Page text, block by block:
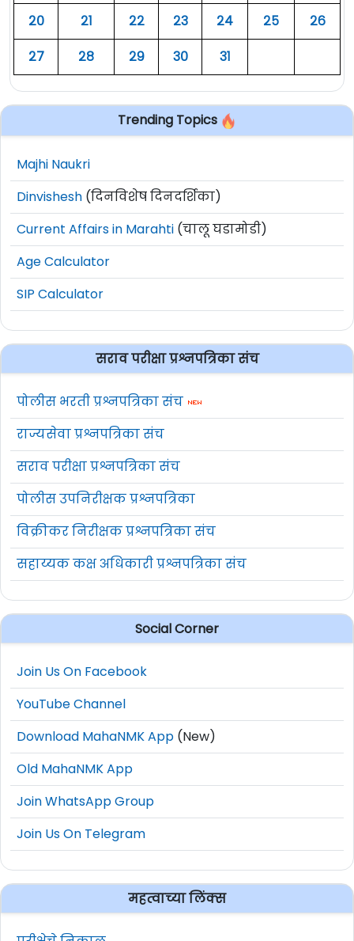
२०
२१ २२ २३ २४ २५
२६
२७
२८ २९ ३० ३१
Trending Topics
Majhi Naukri
Dinvishesh (दिनविशेष दिनदर्शिका)
Current Affairs in Marahti (चालू घडामोडी)
Age Calculator
SIP Calculator
सराव परीक्षा प्रश्नपत्रिका संच
पोलीस भरती प्रश्नपत्रिका संच
राज्यसेवा प्रश्नपत्रिका संच
सराव परीक्षा प्रश्नपत्रिका संच
पोलीस उपनिरीक्षक प्रश्नपत्रिका
विक्रीकर निरीक्षक प्रश्नपत्रिका संच
सहाय्यक कक्ष अधिकारी प्रश्नपत्रिका संच
Social Corner
Join Us On Facebook
YouTube Channel
Download MahaNMK App (New)
Old MahaNMK App
Join WhatsApp Group
Join Us On Telegram
महत्वाच्या लिंक्स